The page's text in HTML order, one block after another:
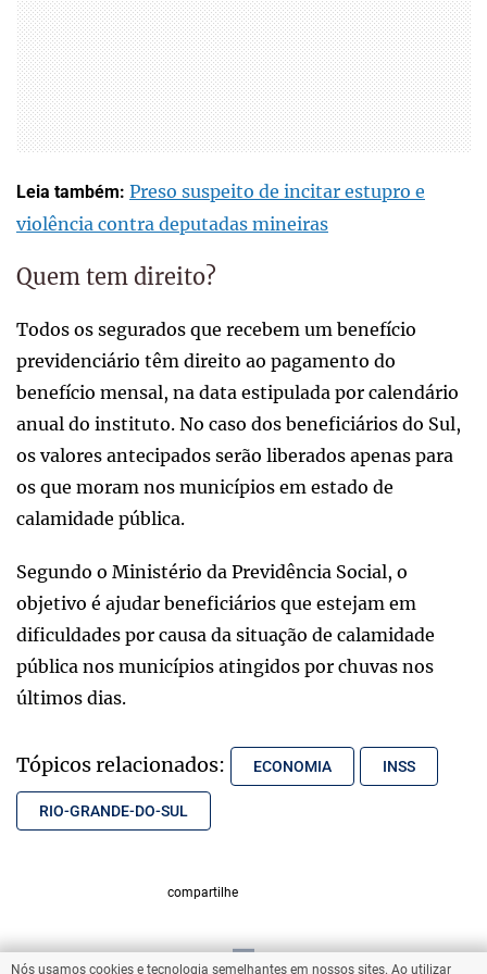
Leia também: Preso suspeito de incitar estupro e
violência contra deputadas mineiras
Quem tem direito?
Todos os segurados que recebem um benefício
previdenciário têm direito ao pagamento do
benefício mensal, na data estipulada por calendário
anual do instituto. No caso dos beneficiários do Sul,
os valores antecipados serão liberados apenas para
os que moram nos municípios em estado de
calamidade pública.
Segundo o Ministério da Previdência Social, o
objetivo é ajudar beneficiários que estejam em
dificuldades por causa da situação de calamidade
pública nos municípios atingidos por chuvas nos
últimos dias.
Tópicos relacionados: ECONOMIA INSS
RIO-GRANDE-DO-SUL
compartilhe
Nós usamos cookies e tecnologia semelhantes em nossos sites. Ao utilizar